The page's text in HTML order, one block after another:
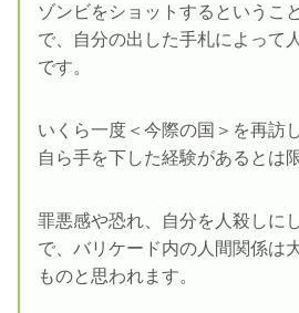
ゾンビをショットするというこ
で、自分の出した手札によって
です。
いくら一度＜今際の国＞を再訪
自ら手を下した経験があるとは
罪悪感や恐れ、自分を人殺しに
で、バリケード内の人間関係は
ものと思われます。